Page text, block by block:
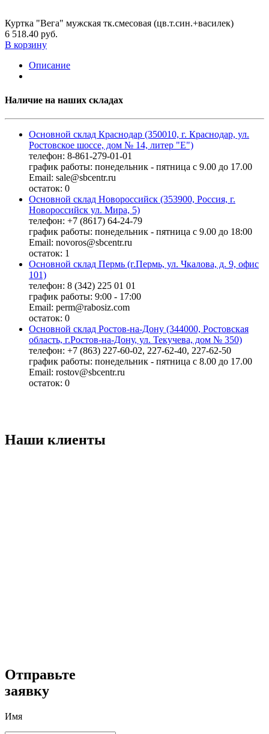
Куртка "Вега" мужская тк.смесовая (цв.т.син.+василек)
6 518.40 руб.
В корзину
Описание
Наличие на наших складах
Основной склад Краснодар (350010, г. Краснодар, ул.
Ростовское шоссе, дом № 14, литер "Е")
телефон: 8-861-279-01-01
график работы: понедельник - пятница с 9.00 до 17.00
Email: sale@sbcentr.ru
остаток: 0
Основной склад Новороссийск (353900, Россия, г.
Новороссийск ул. Мира, 5)
телефон: +7 (8617) 64-24-79
график работы: понедельник - пятница с 9.00 до 18:00
Email: novoros@sbcentr.ru
остаток: 1
Основной склад Пермь (г.Пермь, ул. Чкалова, д. 9, офис
101)
телефон: 8 (342) 225 01 01
график работы: 9:00 - 17:00
Email: perm@rabosiz.com
остаток: 0
Основной склад Ростов-на-Дону (344000, Ростовская
область, г.Ростов-на-Дону, ул. Текучева, дом № 350)
телефон: +7 (863) 227-60-02, 227-62-40, 227-62-50
график работы: понедельник - пятница с 8.00 до 17.00
Email: rostov@sbcentr.ru
остаток: 0
Наши клиенты
Отправьте
заявку
Имя